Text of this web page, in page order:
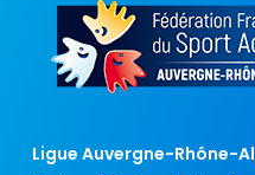
Ligue Auvergne-Rhône-